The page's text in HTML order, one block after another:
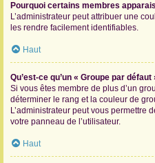
Pourquoi certains membres
L’administrateur peut attribuer une
les rendre facilement identifiables.
Haut
Qu’est-ce qu’un « Groupe par défaut
Si vous êtes membre de plus d’un
déterminer le rang et la couleur de
L’administrateur peut vous permettre
votre panneau de l’utilisateur.
Haut